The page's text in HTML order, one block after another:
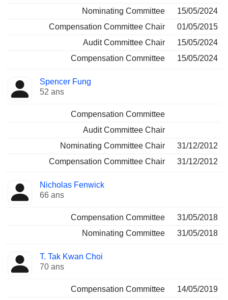
Nominating Committee
15/05/2024
Compensation Committee Chair
01/05/2015
Audit Committee Chair
15/05/2024
Compensation Committee
15/05/2024
Spencer Fung
52 ans
Compensation Committee
Audit Committee Chair
Nominating Committee Chair
31/12/2012
Compensation Committee Chair
31/12/2012
Nicholas Fenwick
66 ans
Compensation Committee
31/05/2018
Nominating Committee
31/05/2018
T. Tak Kwan Choi
70 ans
Compensation Committee
14/05/2019